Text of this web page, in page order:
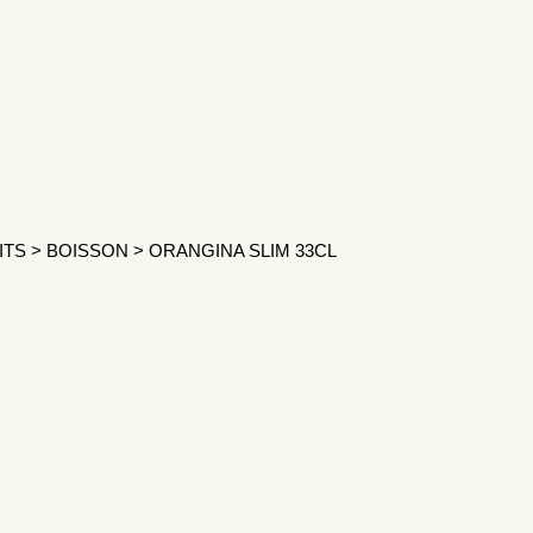
> BOISSON > ORANGINA SLIM 33CL